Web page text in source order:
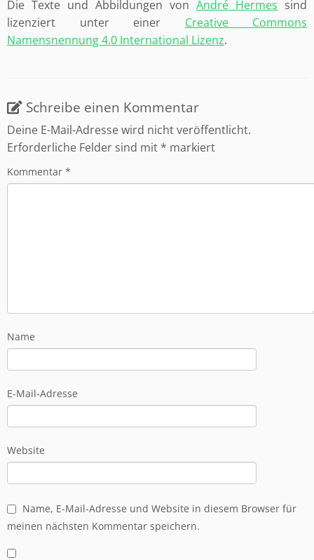
Die Texte und Abbildungen von André Hermes sind
lizenziert unter einer Creative Commons
Namensnennung 4.0 International Lizenz.
Schreibe einen Kommentar
Deine E-Mail-Adresse wird nicht veröffentlicht.
Erforderliche Felder sind mit * markiert
Kommentar *
Name
E-Mail-Adresse
Website
Name, E-Mail-Adresse und Website in diesem Browser für
meinen nächsten Kommentar speichern.